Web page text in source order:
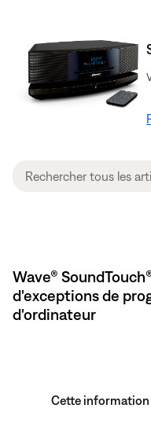
Wave®
d'exceptions de
d'ordinateur
Cette information